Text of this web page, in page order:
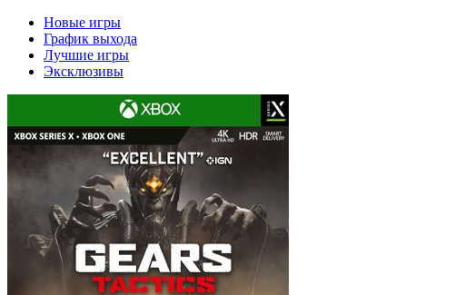
Новые игры
График выхода
Лучшие игры
Эксклюзивы